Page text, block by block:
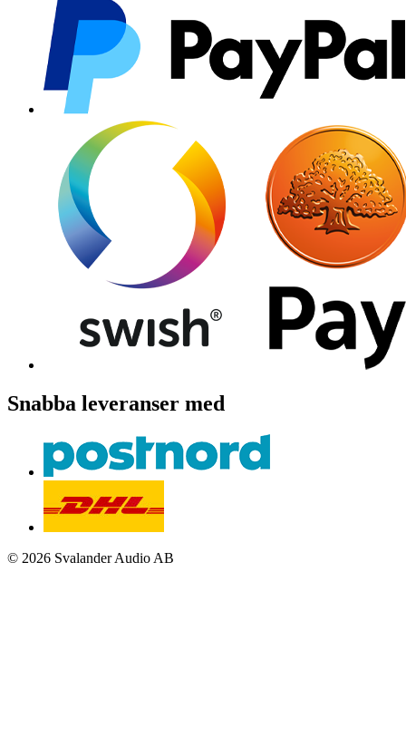
Snabba leveranser med
© 2026 Svalander Audio AB